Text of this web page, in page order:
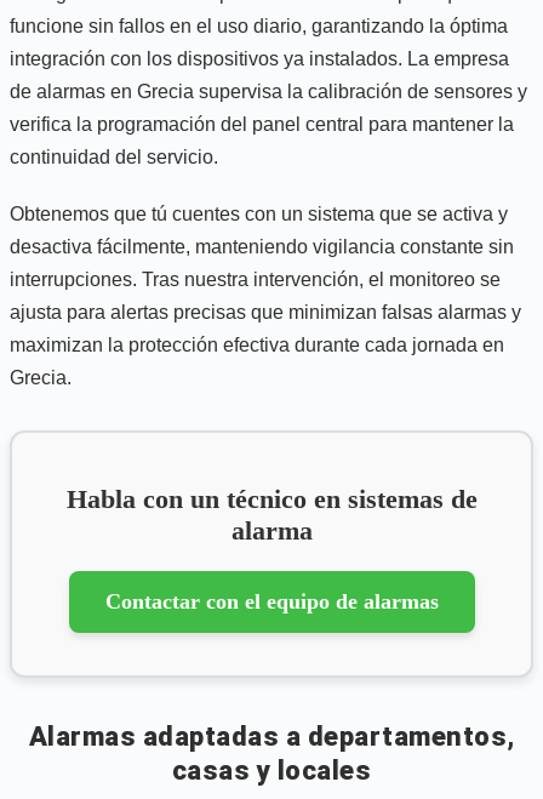
funcione sin fallos en el uso diario, garantizando la óptima
integración con los dispositivos ya instalados. La empresa
de alarmas en Grecia supervisa la calibración de sensores y
verifica la programación del panel central para mantener la
continuidad del servicio.
Obtenemos que tú cuentes con un sistema que se activa y
desactiva fácilmente, manteniendo vigilancia constante sin
interrupciones. Tras nuestra intervención, el monitoreo se
ajusta para alertas precisas que minimizan falsas alarmas y
maximizan la protección efectiva durante cada jornada en
Grecia.
Habla con un técnico en sistemas de
alarma
Contactar con el equipo de alarmas
Alarmas adaptadas a departamentos,
casas y locales